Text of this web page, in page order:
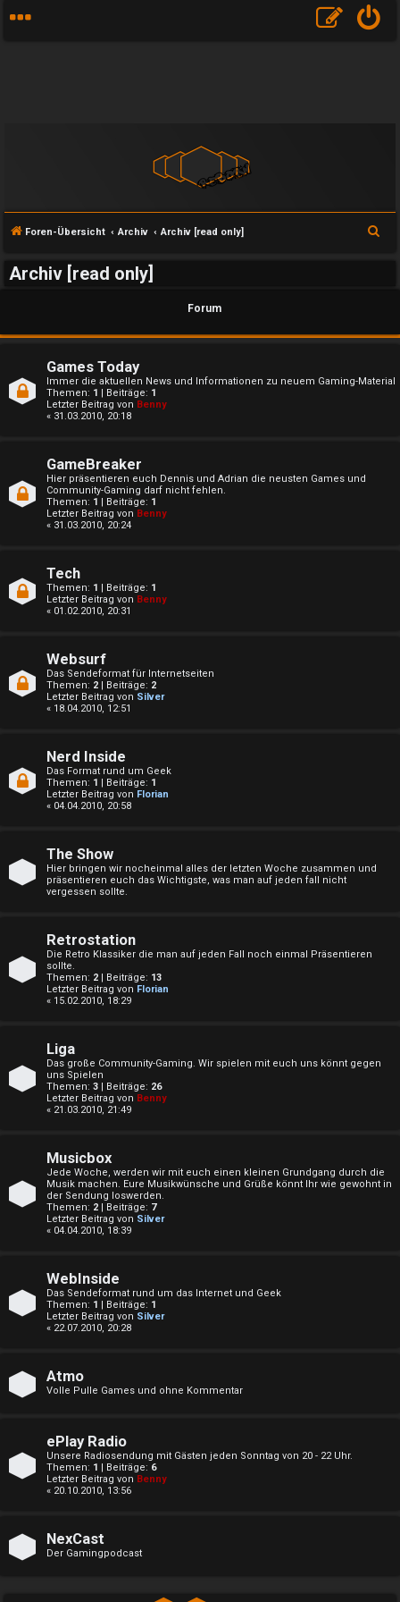
U
b
e
n
t
o
r
e
t
h
e
n
A
k
i
v
T
e
m
Foren-Übersicht Archiv Archiv [read only]
Archiv [read only]
Forum
Games Today
Immer die aktuellen News und Informationen zu neuem Gaming-Material
Themen: 1 | Beiträge: 1
Letzter Beitrag von Benny
« 31.03.2010, 20:18
GameBreaker
Hier präsentieren euch Dennis und Adrian die neusten Games und
Community-Gaming darf nicht fehlen.
Themen: 1 | Beiträge: 1
Letzter Beitrag von Benny
« 31.03.2010, 20:24
Tech
Themen: 1 | Beiträge: 1
Letzter Beitrag von Benny
« 01.02.2010, 20:31
Websurf
Das Sendeformat für Internetseiten
Themen: 2 | Beiträge: 2
Letzter Beitrag von Silver
« 18.04.2010, 12:51
Nerd Inside
Das Format rund um Geek
Themen: 1 | Beiträge: 1
Letzter Beitrag von Florian
« 04.04.2010, 20:58
The Show
Hier bringen wir nocheinmal alles der letzten Woche zusammen und
präsentieren euch das Wichtigste, was man auf jeden fall nicht
vergessen sollte.
Retrostation
Die Retro Klassiker die man auf jeden Fall noch einmal Präsentieren
sollte.
Themen: 2 | Beiträge: 13
Letzter Beitrag von Florian
« 15.02.2010, 18:29
Liga
Das große Community-Gaming. Wir spielen mit euch uns könnt gegen
uns Spielen
Themen: 3 | Beiträge: 26
Letzter Beitrag von Benny
« 21.03.2010, 21:49
Musicbox
Jede Woche, werden wir mit euch einen kleinen Grundgang durch die
Musik machen. Eure Musikwünsche und Grüße könnt Ihr wie gewohnt in
der Sendung loswerden.
Themen: 2 | Beiträge: 7
Letzter Beitrag von Silver
« 04.04.2010, 18:39
WebInside
Das Sendeformat rund um das Internet und Geek
Themen: 1 | Beiträge: 1
Letzter Beitrag von Silver
« 22.07.2010, 20:28
Atmo
Volle Pulle Games und ohne Kommentar
ePlay Radio
Unsere Radiosendung mit Gästen jeden Sonntag von 20 - 22 Uhr.
Themen: 1 | Beiträge: 6
Letzter Beitrag von Benny
« 20.10.2010, 13:56
NexCast
Der Gamingpodcast
e
P
a
y
l
A
g
e
i
l
y
i
S